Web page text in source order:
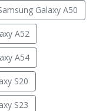
Galaxy A50
A52
A54
S20
S23